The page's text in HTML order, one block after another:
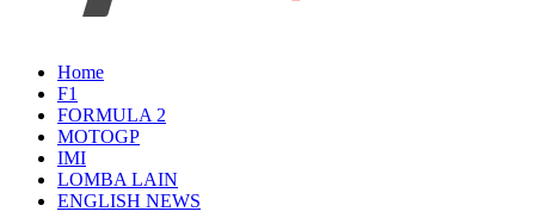
MediaBalap.com | Informasi
Balap Terupdate
Seputar MotoGP GP2 GP3 F2 F3 SERI
ASIA LMP2 F1 dll
Home
F1
FORMULA 2
MOTOGP
IMI
LOMBA LAIN
ENGLISH NEWS